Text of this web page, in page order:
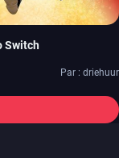
Switch
Par : driehuur